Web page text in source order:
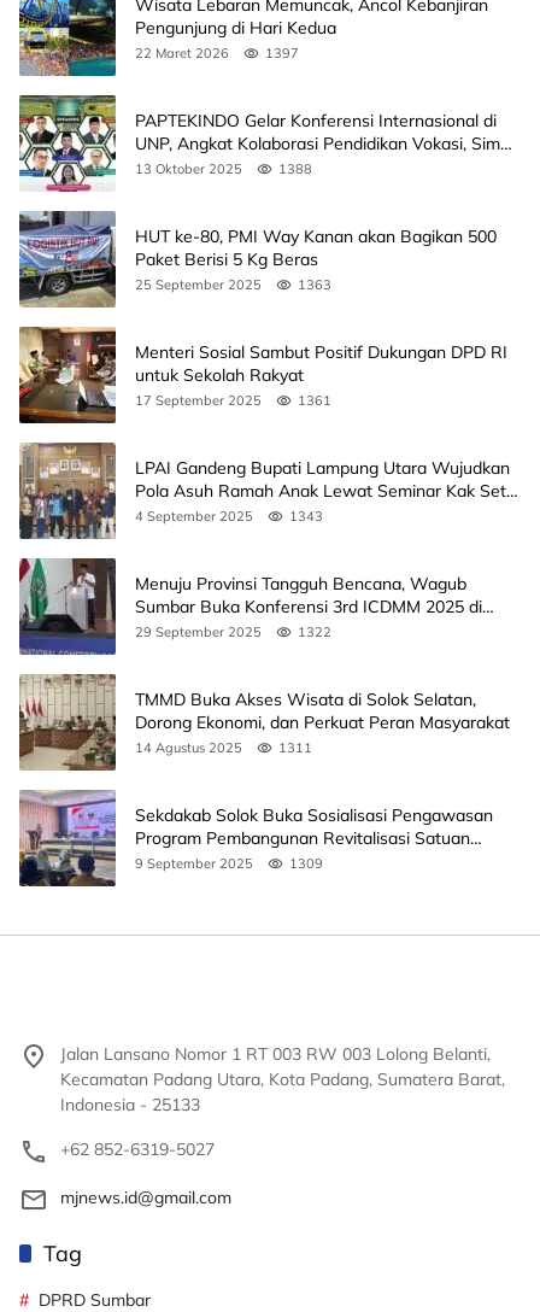
Wisata Lebaran Memuncak, Ancol Kebanjiran
Pengunjung di Hari Kedua
22 Maret 2026 1397
PAPTEKINDO Gelar Konferensi Internasional di
UNP, Angkat Kolaborasi Pendidikan Vokasi, Simak
Agendanya
13 Oktober 2025 1388
HUT ke-80, PMI Way Kanan akan Bagikan 500
Paket Berisi 5 Kg Beras
25 September 2025 1363
Menteri Sosial Sambut Positif Dukungan DPD RI
untuk Sekolah Rakyat
17 September 2025 1361
LPAI Gandeng Bupati Lampung Utara Wujudkan
Pola Asuh Ramah Anak Lewat Seminar Kak Seto,
Ini Jadwalnya
4 September 2025 1343
Menuju Provinsi Tangguh Bencana, Wagub
Sumbar Buka Konferensi 3rd ICDMM 2025 di
Unand
29 September 2025 1322
TMMD Buka Akses Wisata di Solok Selatan,
Dorong Ekonomi, dan Perkuat Peran Masyarakat
14 Agustus 2025 1311
Sekdakab Solok Buka Sosialisasi Pengawasan
Program Pembangunan Revitalisasi Satuan
Pendidikan
9 September 2025 1309
Jalan Lansano Nomor 1 RT 003 RW 003 Lolong Belanti,
Kecamatan Padang Utara, Kota Padang, Sumatera Barat,
Indonesia - 25133
+62 852-6319-5027
mjnews.id@gmail.com
Tag
DPRD Sumbar